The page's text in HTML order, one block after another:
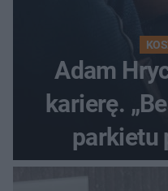
Adam
karierę.
parkietu